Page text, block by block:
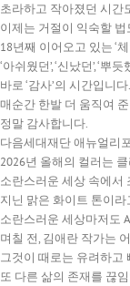
초라하고 작아졌던 시간
이제는 거절이 익숙할
18년째 이어오고 있는 ‘
‘아쉬웠던’, ‘신났던’, ‘
바로 ‘감사’의 시간입니
매순간 한발 더 움직여
정말 감사합니다.
다음세대재단 애뉴얼리
2026년 올해의 컬러는
소란스러운 세상 속에서
지닌 맑은 화이트 톤이라
소란스러운 세상마저도
며칠 전, 김애란 작가는
그것이 때로는 유려하고
또 다른 삶의 존재를 끊